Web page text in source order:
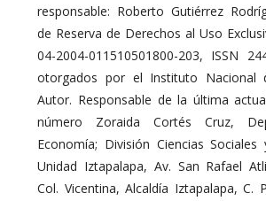
responsable: Roberto Gutiérrez
de Reserva de Derechos al Uso
04-2004-011510501800-203, ISSN
otorgados por el Instituto Nacional
Autor. Responsable de la última
número Zoraida Cortés Cruz,
Economía; División Ciencias Sociales
Unidad Iztapalapa, Av. San Rafael
Col. Vicentina, Alcaldía Iztapalapa, C.